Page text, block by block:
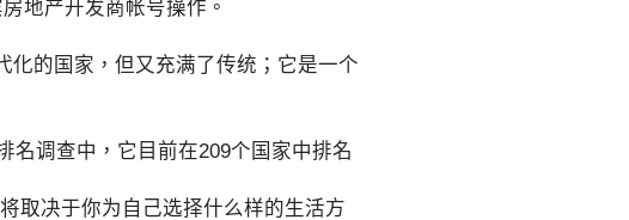
地产开发商帐号操作。
的国家，但又充满了传统；它是一个
调查中，它目前在209个国家中排名
取决于你为自己选择什么样的生活方